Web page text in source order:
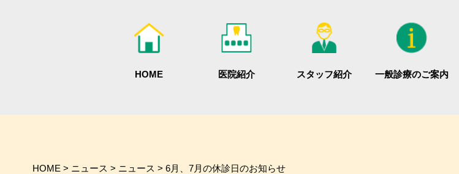
HOME 医院紹介 スタッフ紹介 一般診療のご案内
HOME > ニュース > ニュース >6月、7月の休診日のお知らせ